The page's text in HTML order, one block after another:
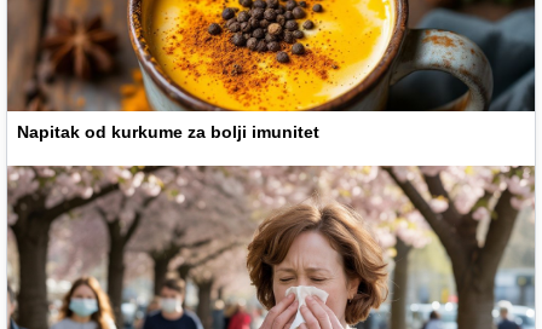
Napitak od kurkume za bolji imunitet